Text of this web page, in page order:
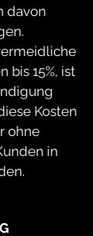
davon
bis 15%, ist
Kosten
ohne
in